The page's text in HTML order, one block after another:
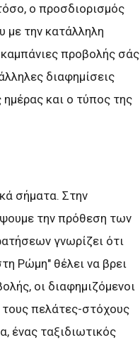
ο προσδιορισμός
με την κατάλληλη
προβολής σάς
διαφημίσεις
και ο τύπος της
σήματα. Στην
την πρόθεση των
γνωρίζει ότι
Ρώμη" θέλει να βρει
οι διαφημιζόμενοι
πελάτες-στόχους
ένας ταξιδιωτικός